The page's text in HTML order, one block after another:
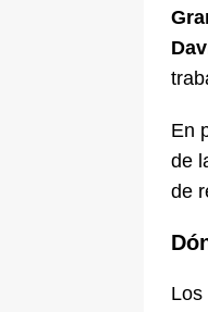
En
de
de
Los